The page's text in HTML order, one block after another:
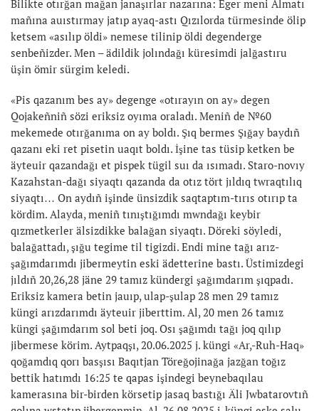
Bilikte otırğan mağan janaşırlar nazarına: Eger meni Almatı
mañına auıstırmay jatıp ayaq-astı Qızılorda türmesinde ölip
ketsem «asılıp öldi» nemese tilinip öldi degenderge
senbeñizder. Men – ädildik jolındağı küresimdi jalğastıru
üşin ömir sürgim keledi.
«Pis qazanım bes ay» degenge «otırayın on ay» degen
Qojakeñniñ sözi eriksiz oyıma oraladı. Meniñ de №60
mekemede otırğanıma on ay boldı. Şıq bermes Şığay baydıñ
qazanı eki ret pisetin uaqıt boldı. İşine tas tüsip ketken be
äyteuir qazandağı et pispek tügil suı da ısımadı. Staro-novıy
Kazahstan-dağı siyaqtı qazanda da otız tört jıldıq twraqtılıq
siyaqtı… On aydıñ işinde ünsizdik saqtaptım-tırıs otırıp ta
kördim. Alayda, meniñ tınıştığımdı mwndağı keybir
qızmetkerler älsizdikke balağan siyaqtı. Döreki söyledi,
balağattadı, şığu tegime til tigizdi. Endi mine tağı arız-
şağımdarımdı jibermeytin eski ädetterine bastı. Üstimizdegi
jıldıñ 20,26,28 jäne 29 tamız kündergi şağımdarım şıqpadı.
Eriksiz kamera betin jauıp, ulap-şulap 28 men 29 tamız
küngi arızdarımdı äyteuir jiberttim. Al, 20 men 26 tamız
küngi şağımdarım sol beti joq. Osı şağımdı tağı joq qılıp
jibermese körim. Aytpaqşı, 20.06.2025 j. küngi «Ar,-Ruh-Haq»
qoğamdıq qorı basşısı Baqıtjan Töreğojinağa jazğan toğız
bettik hatımdı 16:25 te qapas işindegi beynebaqılau
kamerasına bir-birden körsetip jasaq bastığı Äli Jwbatarovtıñ